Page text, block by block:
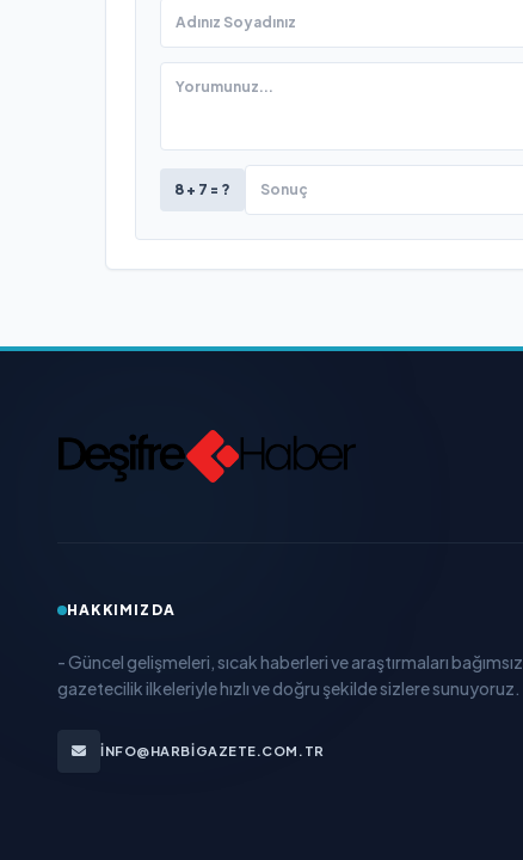
8 + 7 = ?
HAKKIMIZDA
- Güncel gelişmeleri, sıcak haberleri ve araştırmaları bağımsız
gazetecilik ilkeleriyle hızlı ve doğru şekilde sizlere sunuyoruz.
INFO@HARBIGAZETE.COM.TR